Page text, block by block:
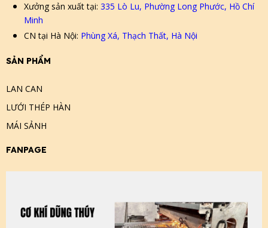
Xưởng sản xuất tại: 335 Lò Lu, Phường Long Phước, Hồ Chí
Minh
CN tại Hà Nội: Phùng Xá, Thạch Thất, Hà Nội
SẢN PHẨM
LAN CAN
LƯỚI THÉP HÀN
MÁI SẢNH
FANPAGE